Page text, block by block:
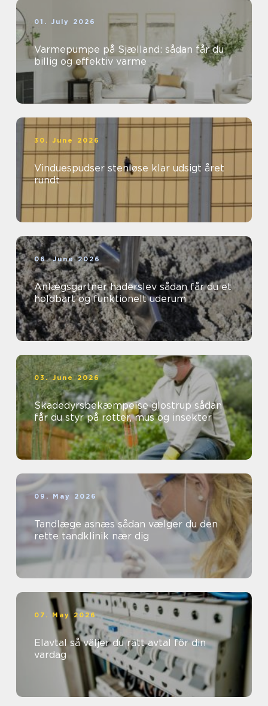
01. July 2026
Varmepumpe på Sjælland: sådan får du
billig og effektiv varme
30. June 2026
Vinduespudser stenløse klar udsigt året
rundt
06. June 2026
Anlægsgartner haderslev sådan får du et
holdbart og funktionelt uderum
03. June 2026
Skadedyrsbekæmpelse glostrup sådan
får du styr på rotter, mus og insekter
09. May 2026
Tandlæge asnæs sådan vælger du den
rette tandklinik nær dig
07. May 2026
Elavtal så väljer du rätt avtal för din
vardag